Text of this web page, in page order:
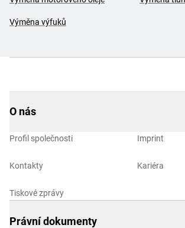
Výměna výfuků
O nás
Profil společnosti
Kontakty
Tiskové zprávy
Imprint
Kariéra
Právní dokumenty